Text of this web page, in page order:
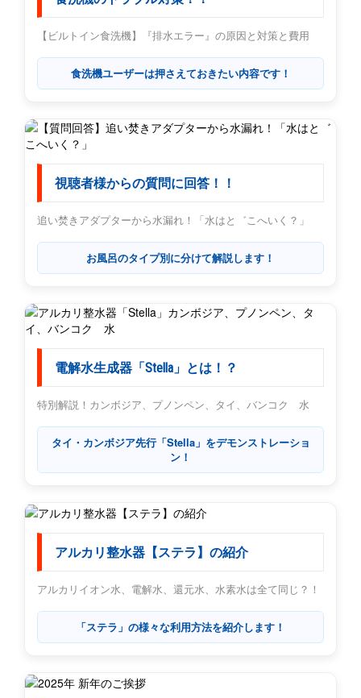
【ビルトイン食洗機】『排水エラー』の原因と対策と費用
食洗機ユーザーは押さえておきたい内容です！
視聴者様からの質問に回答！！
追い焚きアダプターから水漏れ！「水はと゛こへいく？」
お風呂のタイプ別に分けて解説します！
電解水生成器「Stella」とは！？
特別解説！カンボジア、プノンペン、タイ、バンコク 水
タイ・カンボジア先行「Stella」をデモンストレーショ
ン！
アルカリ整水器【ステラ】の紹介
アルカリイオン水、電解水、還元水、水素水は全て同じ？！
「ステラ」の様々な利用方法を紹介します！